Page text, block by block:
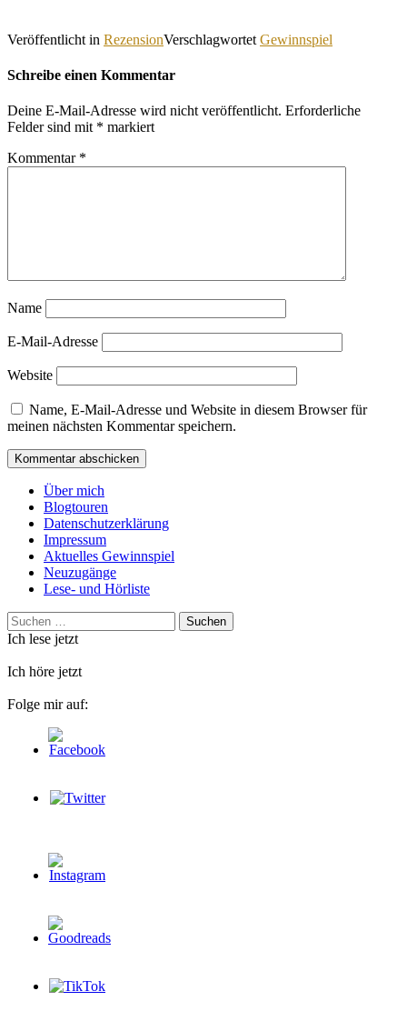
Veröffentlicht in RezensionVerschlagwortet Gewinnspiel
Schreibe einen Kommentar
Deine E-Mail-Adresse wird nicht veröffentlicht. Erforderliche
Felder sind mit * markiert
Kommentar *
Name
E-Mail-Adresse
Website
Name, E-Mail-Adresse und Website in diesem Browser für
meinen nächsten Kommentar speichern.
Über mich
Blogtouren
Datenschutzerklärung
Impressum
Aktuelles Gewinnspiel
Neuzugänge
Lese- und Hörliste
Suchen
nach:
Ich lese jetzt
Ich höre jetzt
Folge mir auf: